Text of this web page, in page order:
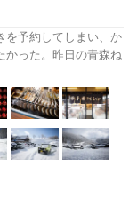
を予約してしまい、か
かった。昨日の青森ね